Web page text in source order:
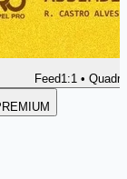
Feed1:1 •